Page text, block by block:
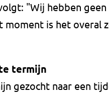
"Wij hebben geen
moment is het overal
termijn
gezocht naar een